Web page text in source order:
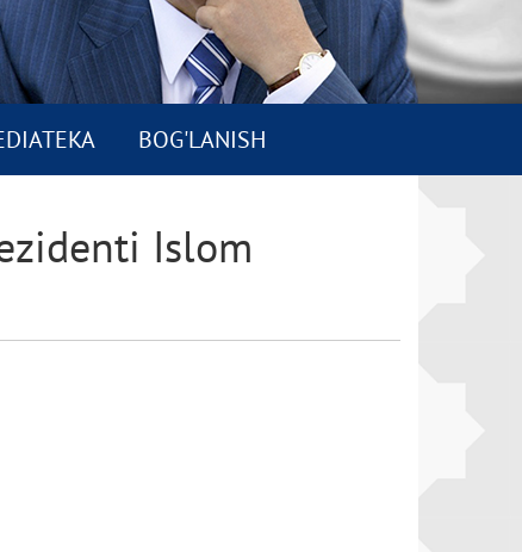
BOG'LANISH
Islom